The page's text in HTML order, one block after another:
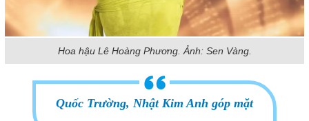
Hoa hậu Lê Hoàng Phương. Ảnh: Sen Vàng.
Quốc Trường, Nhật Kim Anh góp mặt